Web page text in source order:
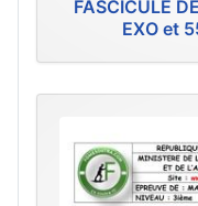
FASCICULE
EXO et